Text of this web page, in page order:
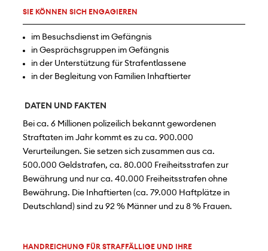
SIE KÖNNEN SICH ENGAGIEREN
im Besuchsdienst im Gefängnis
in Gesprächsgruppen im Gefängnis
in der Unterstützung für Strafentlassene
in der Begleitung von Familien Inhaftierter
DATEN UND FAKTEN
Bei ca. 6 Millionen polizeilich bekannt gewordenen
Straftaten im Jahr kommt es zu ca. 900.000
Verurteilungen. Sie setzen sich zusammen aus ca.
500.000 Geldstrafen, ca. 80.000 Freiheitsstrafen zur
Bewährung und nur ca. 40.000 Freiheitsstrafen ohne
Bewährung. Die Inhaftierten (ca. 79.000 Haftplätze in
Deutschland) sind zu 92 % Männer und zu 8 % Frauen.
HANDREICHUNG FÜR STRAFFÄLLIGE UND IHRE